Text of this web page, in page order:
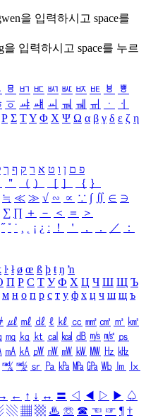
을 입력하시고 space를
을 입력하시고 space를 누르
ㅱ ㅲ ㅳ ㅴ ㅵ ㅶ ㅷ ㅸ
ㅹ
ㆆ ㆇ ㆈ ㆉ ㆊ ㆋ ㆌ ㆍ
ㆎ
Ρ Σ ΤΥ Φ Χ Ψ Ω α β γ δ ε ζ η
פ ם ן ו ט א ר ק ף ך
＂ （ ） ［ ］ ｛ ｝
≒ ≪ ≫ √ ∽ ∝ ∵ ∫ ∬ ∈ ∋
∑ ∏ ＋ － ＜ ＝
＞
˝ ˚ ˙ ¸ ¡ ¿ ː ！ ＇ ， ． ／
：
ŀ ł ø œ ß þ ŧ ŋ ŉ
П Р С Т У Ф Х Ц Ч Ш Щ Ъ
м н о п р с т у ф х ц ч ш щ ъ
㎕ ㎖ ㎗ ℓ ㎘ ㏄ ㎣ ㎤ ㎥ ㎦
㎎ ㎏ ㏏ ㎈ ㎉ ㏈ ㎧ ㎨ ㎰
㎃ ㎄ ㎺ ㎻ ㎽ ㎾ ㎿ ㎐ ㎑
㎮ ㎯ ㏛ ㎩ ㎪ ㎫ ㎬ ㏝ ㏐
㏓
← ↑ ↓ ↔ 〓 ◁ ◀ ▷ ▶ ♤
▧ ▦ ▩ ♨ ☏ ☎ ☜ ☞ ¶ †